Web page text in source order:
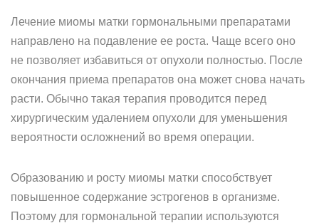
Лечение миомы матки гормональными препаратами
направлено на подавление ее роста. Чаще всего оно
не позволяет избавиться от опухоли полностью. После
окончания приема препаратов она может снова начать
расти. Обычно такая терапия проводится перед
хирургическим удалением опухоли для уменьшения
вероятности осложнений во время операции.
Образованию и росту миомы матки способствует
повышенное содержание эстрогенов в организме.
Поэтому для гормональной терапии используются